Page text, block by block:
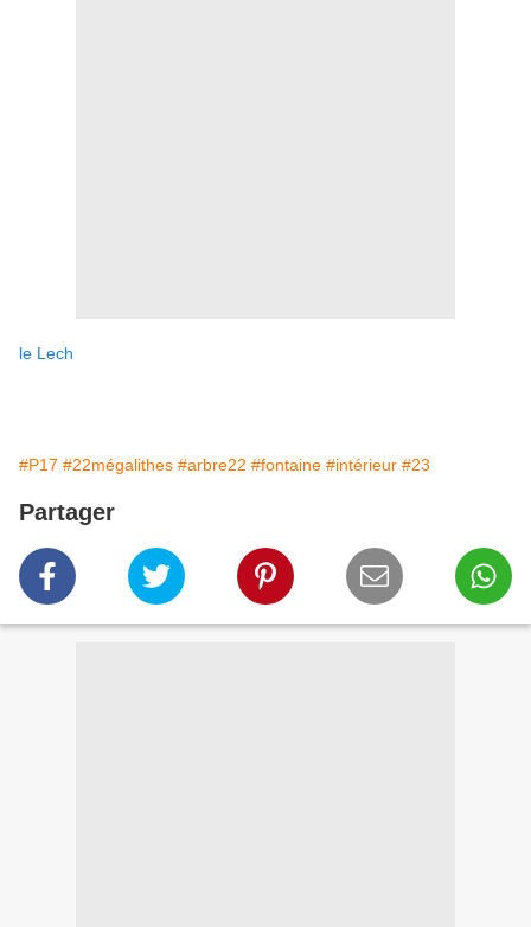
le Lech
#P17 #22mégalithes #arbre22 #fontaine #intérieur #23
Partager